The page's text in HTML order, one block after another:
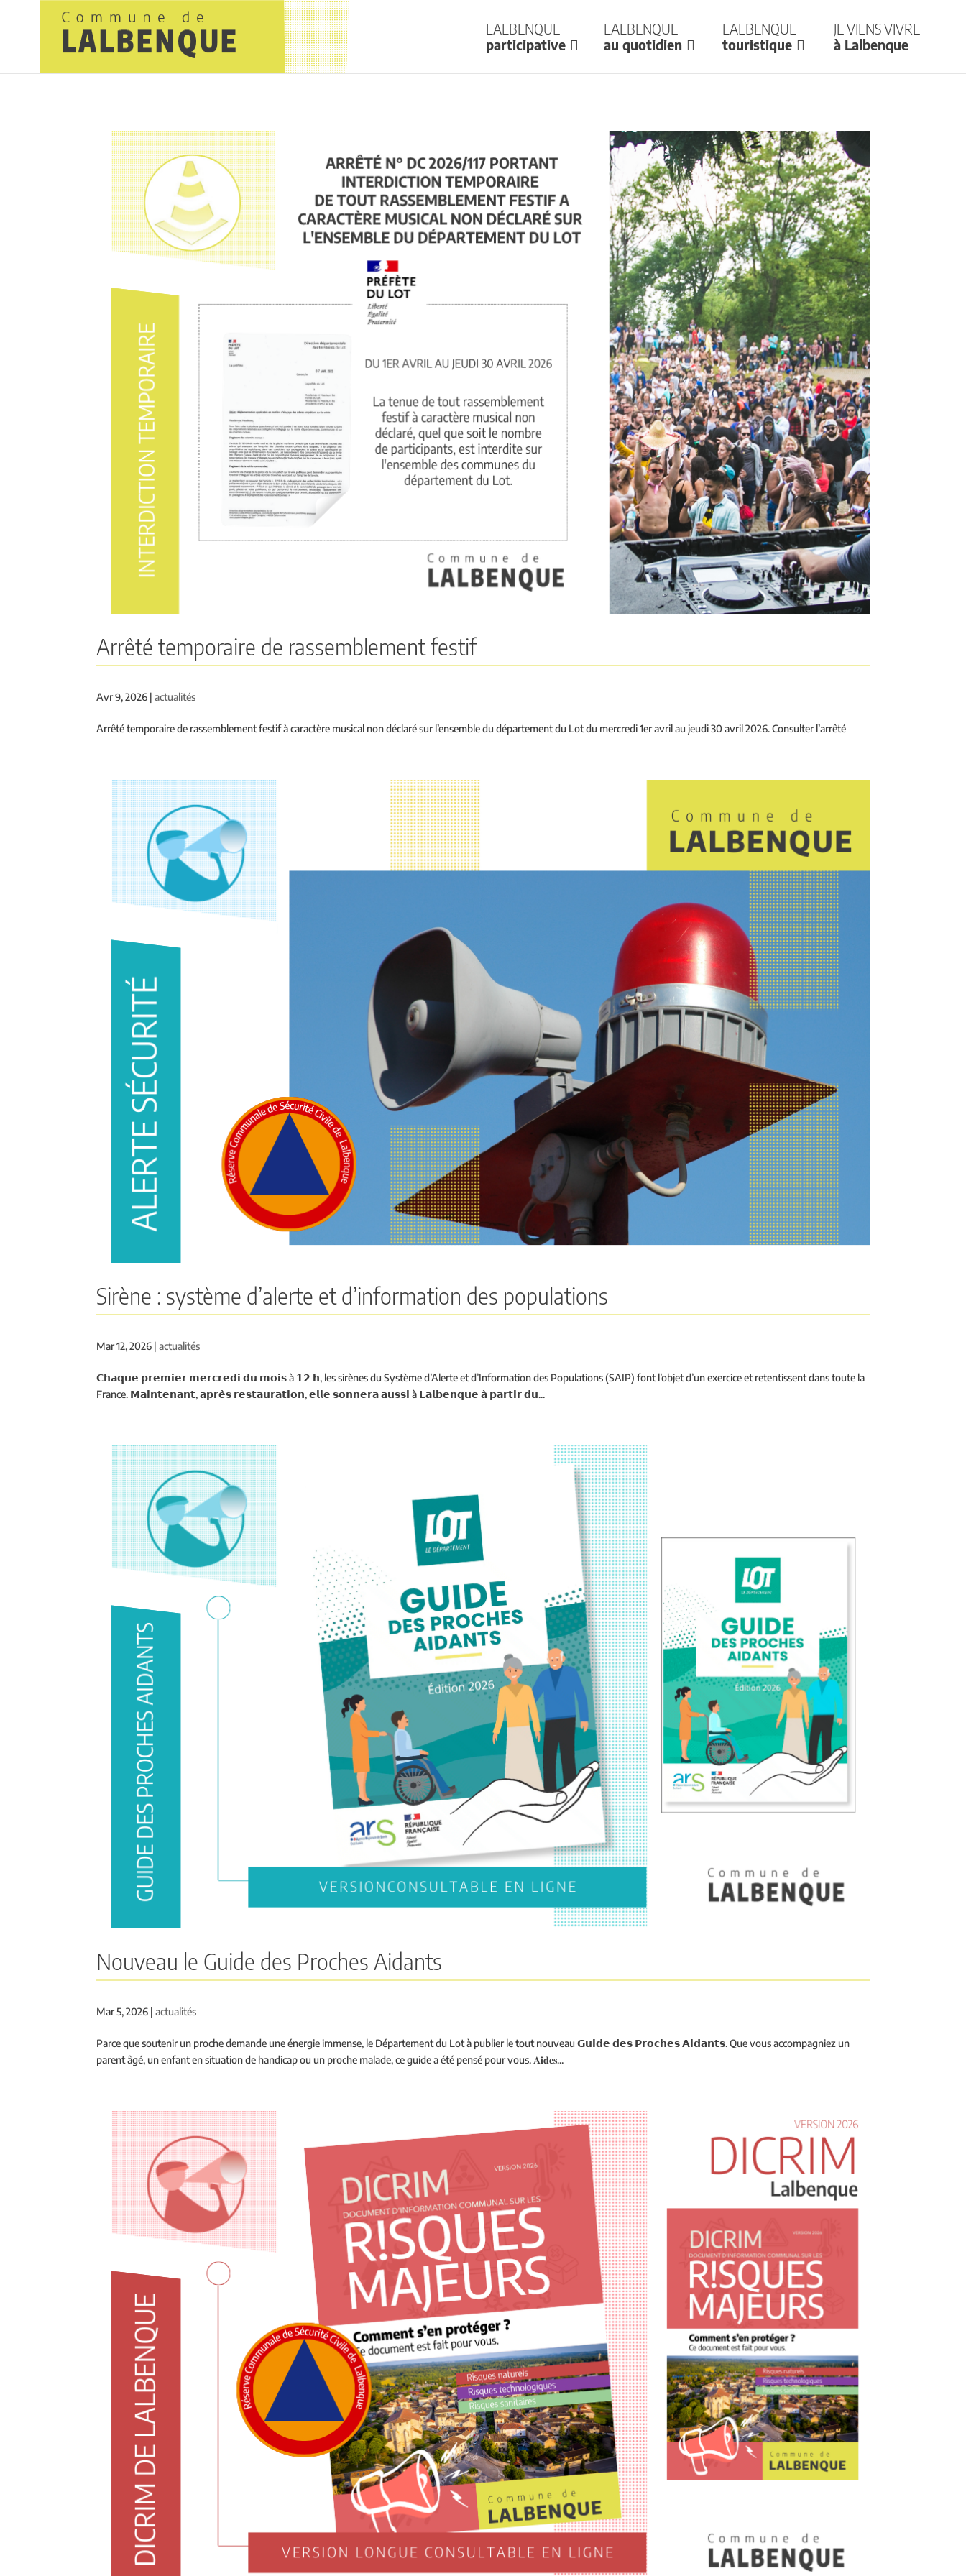
Lalbenque
participative
Lalbenque
au quotidien
Lalbenque
touristique
Je viens vivre
à Lalbenque
Arrêté temporaire de rassemblement festif
Avr 9, 2026 |actualités
Arrêté temporaire de rassemblement festif à caractère musical non déclaré sur l’ensemble du département du Lot du mercredi 1er avril au jeudi 30 avril 2026. Consulter l’arrêté
Sirène : système d’alerte et d’information des populations
Mar 12, 2026 |actualités
𝗖𝗵𝗮𝗾𝘂𝗲 𝗽𝗿𝗲𝗺𝗶𝗲𝗿 𝗺𝗲𝗿𝗰𝗿𝗲𝗱𝗶 𝗱𝘂 𝗺𝗼𝗶𝘀 à 𝟭𝟮 𝗵, les sirènes du Système d’Alerte et d’Information des Populations (SAIP) font l’objet d’un exercice et retentissent dans toute la
France. 𝗠𝗮𝗶𝗻𝘁𝗲𝗻𝗮𝗻𝘁, 𝗮𝗽𝗿𝗲̀𝘀 𝗿𝗲𝘀𝘁𝗮𝘂𝗿𝗮𝘁𝗶𝗼𝗻, 𝗲𝗹𝗹𝗲 𝘀𝗼𝗻𝗻𝗲𝗿𝗮 𝗮𝘂𝘀𝘀𝗶 à 𝗟𝗮𝗹𝗯𝗲𝗻𝗾𝘂𝗲 𝗮̀ 𝗽𝗮𝗿𝘁𝗶𝗿 𝗱𝘂...
Nouveau le Guide des Proches Aidants
Mar 5, 2026 |actualités
Parce que soutenir un proche demande une énergie immense, le Département du Lot à publier le tout nouveau 𝗚𝘂𝗶𝗱𝗲 𝗱𝗲𝘀 𝗣𝗿𝗼𝗰𝗵𝗲𝘀 𝗔𝗶𝗱𝗮𝗻𝘁𝘀. Que vous accompagniez un
parent âgé, un enfant en situation de handicap ou un proche malade, ce guide a été pensé pour vous. 𝐀𝐢𝐝𝐞𝐬...